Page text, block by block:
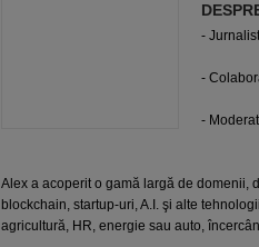
-
-
-
Alex a acoperit o gamă largă de domenii,
blockchain, startup-uri, A.I. şi alte
agricultură, HR, energie sau auto,